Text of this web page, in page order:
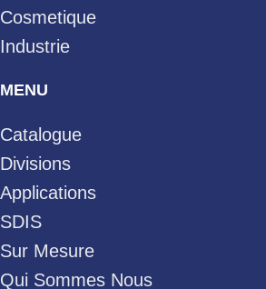
Cosmetique
Industrie
MENU
Catalogue
Divisions
Applications
SDIS
Sur Mesure
Qui Sommes Nous